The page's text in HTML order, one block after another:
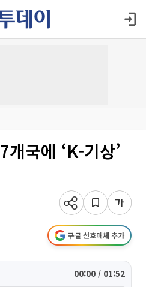
국에 ‘K-기상’
구글 선호매체 추가
00:00 / 01:52